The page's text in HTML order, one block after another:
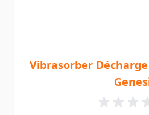
Vibrasorber Décharge